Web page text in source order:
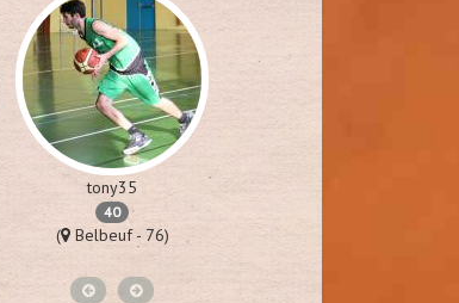
tony35
40
( Belbeuf - 76)